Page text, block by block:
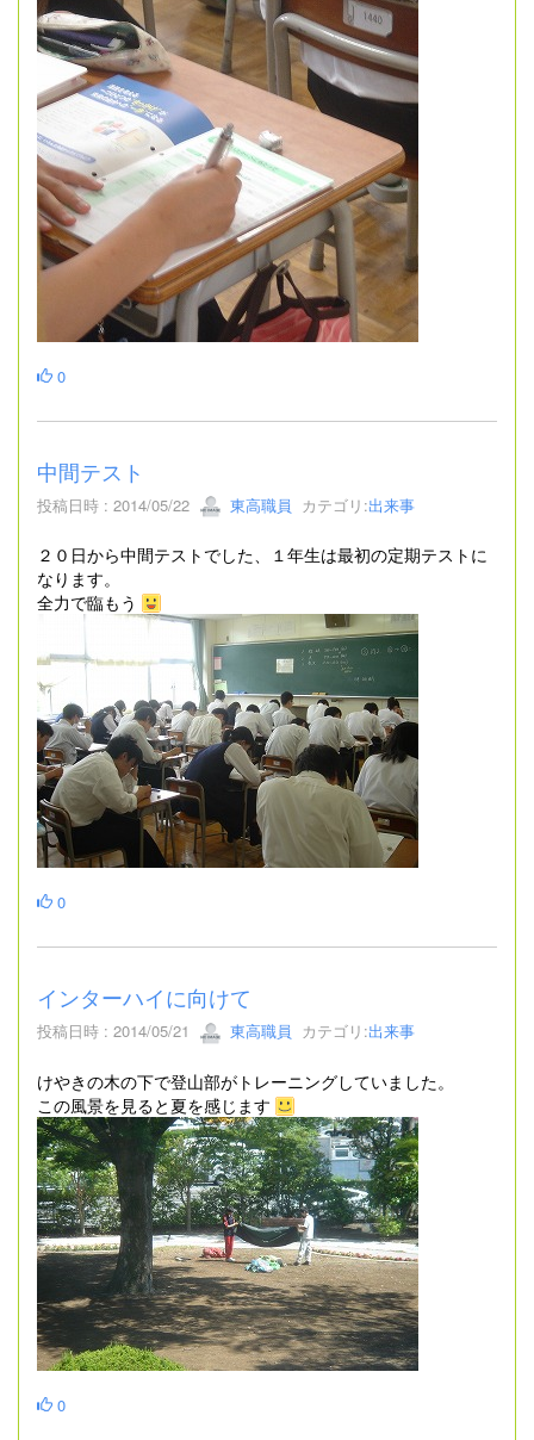
0
中間テスト
投稿日時 : 2014/05/22 東高職員 カテゴリ:出来事
２０日から中間テストでした、１年生は最初の定期テストに
なります。
全力で臨もう
0
インターハイに向けて
投稿日時 : 2014/05/21 東高職員 カテゴリ:出来事
けやきの木の下で登山部がトレーニングしていました。
この風景を見ると夏を感じます
0